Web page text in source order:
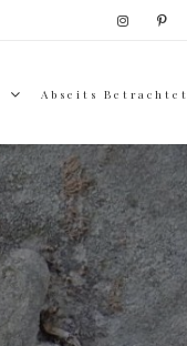
Abseits Betrachtet